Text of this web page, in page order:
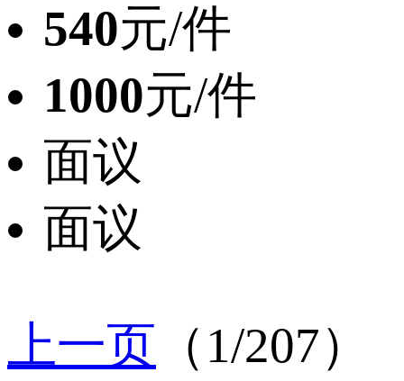
540元/件
1000元/件
面议
面议
上一页 （1/207）